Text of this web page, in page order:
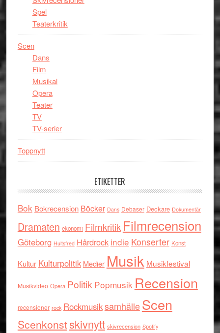
Spel
Teaterkritik
Scen
Dans
Film
Musikal
Opera
Teater
TV
TV-serier
Toppnytt
ETIKETTER
Bok Bokrecension Böcker Dans Debaser Deckare Dokumentär
Dramaten ekonomi Filmkritik Filmrecension
Göteborg Hultsfred Hårdrock indie Konserter Konst
Kultur Kulturpolitik Medier Musik Musikfestival
Musikvideo Opera Politik Popmusik Recension
recensioner rock RockmusiksamhälleScen
Scenkonstskivnytt skivrecension Spotify